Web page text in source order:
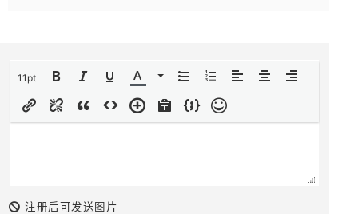
11pt
注册后可发送图片